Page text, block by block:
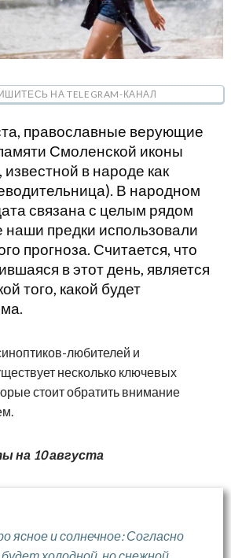
НА TELEGRAM-КАНАЛ
православные верующие
Смоленской иконы
в народе как
В народном
связана с целым рядом
наши предки использовали
прогноза. Считается, что
в этот день, является
того, какой будет
любителей и
несколько ключевых
стоит обратить внимание
на 10 августа
ясное и солнечное: Согласно
холодной, но снежной.